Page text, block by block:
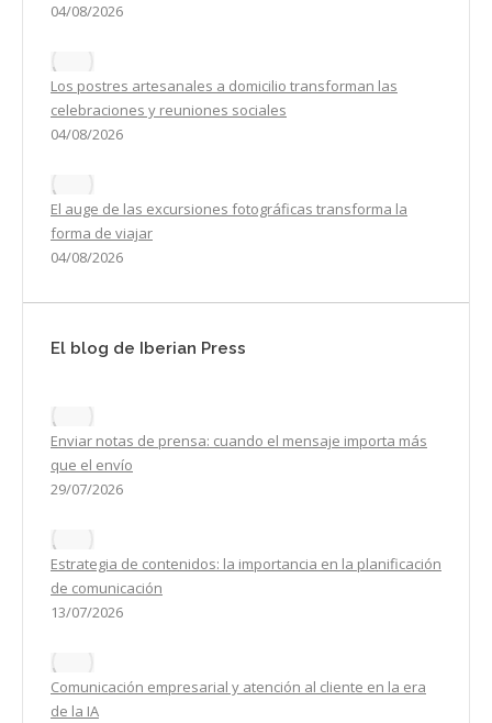
04/08/2026
Los postres artesanales a domicilio transforman las
celebraciones y reuniones sociales
04/08/2026
El auge de las excursiones fotográficas transforma la
forma de viajar
04/08/2026
El blog de Iberian Press
Enviar notas de prensa: cuando el mensaje importa más
que el envío
29/07/2026
Estrategia de contenidos: la importancia en la planificación
de comunicación
13/07/2026
Comunicación empresarial y atención al cliente en la era
de la IA